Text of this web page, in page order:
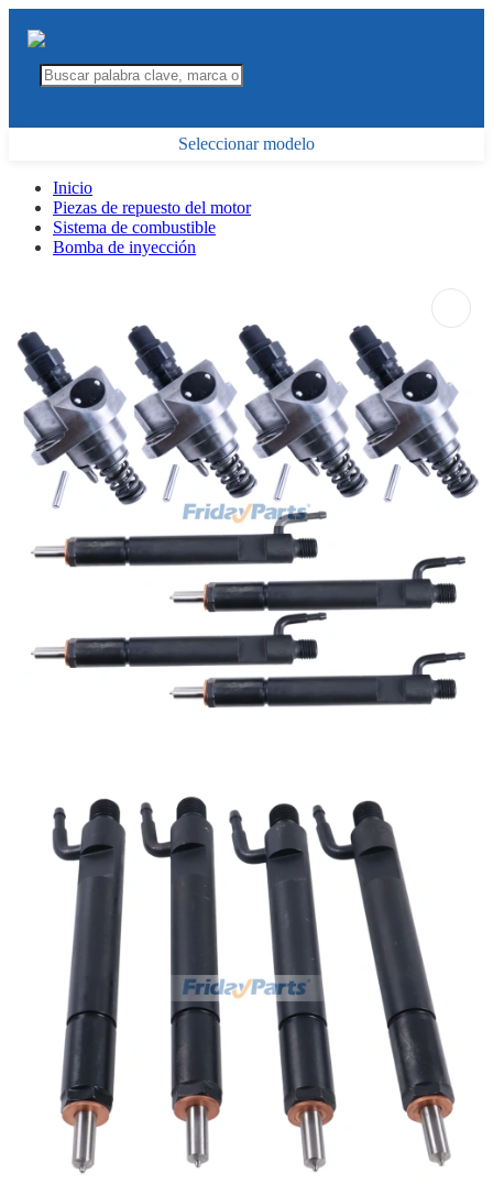
Seleccionar modelo
Inicio
Piezas de repuesto del motor
Sistema de combustible
Bomba de inyección